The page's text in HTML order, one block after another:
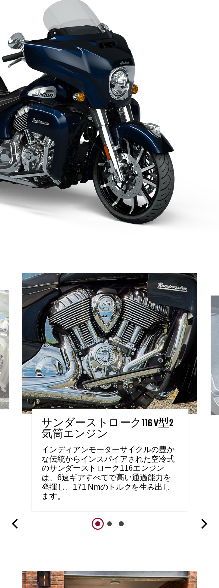
サンダーストローク116 V型2
気筒エンジン
インディアンモーターサイクルの豊か
な伝統からインスパイアされた空冷式
のサンダーストローク116エンジン
は、6速ギアすべてで高い通過能力を
発揮し、171 Nmのトルクを生み出し
ます。